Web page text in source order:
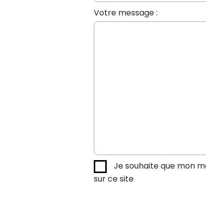
Votre message :
Je souhaite que mon
sur ce site